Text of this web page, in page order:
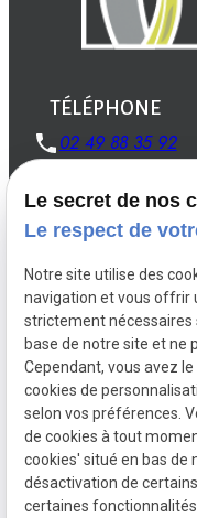
TÉLÉPHONE
02 49 88 35 92
Créations
Installations
Mentions
Le secret de nos
Le respect de
Notre site utilise des
navigation et vous offrir
strictement
base de notre site et ne
Cependant, vous avez
cookies de
selon vos préférences.
de cookies à tout
cookies' situé en bas de
désactivation de
certaines